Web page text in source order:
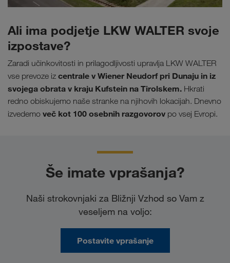
Ali ima podjetje LKW WALTER svoje
izpostave?
Zaradi učinkovitosti in prilagodljivosti upravlja LKW WALTER
vse prevoze iz centrale v Wiener Neudorf pri Dunaju in iz
svojega obrata v kraju Kufstein na Tirolskem. Hkrati
redno obiskujemo naše stranke na njihovih lokacijah. Dnevno
izvedemo več kot 100 osebnih razgovorov po vsej Evropi.
Še imate vprašanja?
Naši strokovnjaki za Bližnji Vzhod so Vam z
veseljem na voljo:
Postavite vprašanje